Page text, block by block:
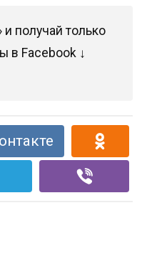
получай только
в Facebook ↓